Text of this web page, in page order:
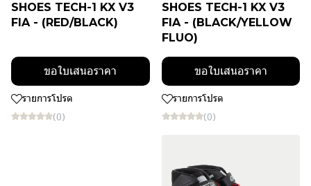
SHOES TECH-1 KX V3
FIA - (RED/BLACK)
ขอใบเสนอราคา
รายการโปรด
(0)
SHOES TECH-1 KX V3
FIA - (BLACK/YELLOW
FLUO)
ขอใบเสนอราคา
รายการโปรด
(0)